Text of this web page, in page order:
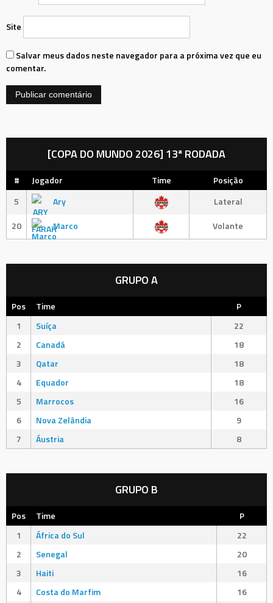
Site
Salvar meus dados neste navegador para a próxima vez que eu
comentar.
[COPA DO MUNDO 2026] 13ª RODADA
# Jogador Time
Posição
5
Ary
Lateral
20
Marco Volante
GRUPO A
Pos Time
P
1
Suíça
22
2
Canadá
18
3
Qatar
18
4
Equador
18
5
Marrocos
16
6
Nova Zelândia
9
7
Áustria 8
GRUPO B
Pos Time
P
1
África do Sul
22
2
Senegal
20
3
Haiti
16
4
Costa do Marfim
16